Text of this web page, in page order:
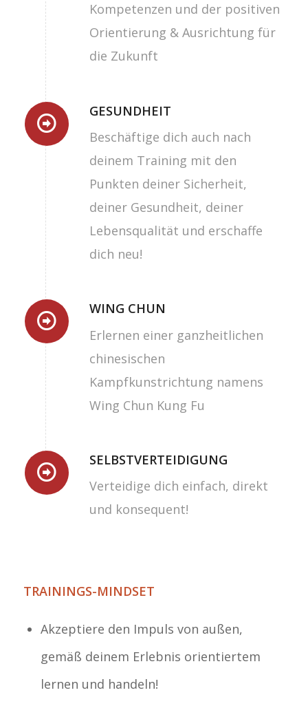
Kompetenzen und der positiven
Orientierung & Ausrichtung für
die Zukunft
GESUNDHEIT
Beschäftige dich auch nach
deinem Training mit den
Punkten deiner Sicherheit,
deiner Gesundheit, deiner
Lebensqualität und erschaffe
dich neu!
WING CHUN
Erlernen einer ganzheitlichen
chinesischen
Kampfkunstrichtung namens
Wing Chun Kung Fu
SELBSTVERTEIDIGUNG
Verteidige dich einfach, direkt
und konsequent!
TRAININGS-MINDSET
Akzeptiere den Impuls von außen,
gemäß deinem Erlebnis orientiertem
lernen und handeln!